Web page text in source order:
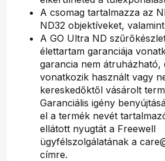
A csomag tartalmazza az
ND32 objektíveket,
A GO Ultra ND
élettartam garanciája
garancia nem átruházható,
vonatkozik használt vagy
kereskedőktől vásárolt
Garanciális igény
el a termék nevét
ellátott nyugtát a Freewell
ügyfélszolgálatának a
címre.